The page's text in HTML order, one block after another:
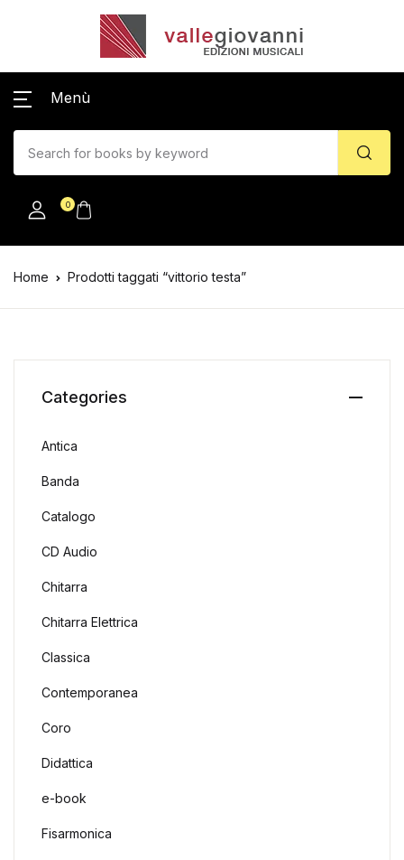
Menù
0
Home Prodotti taggati “vittorio testa”
Categories
Antica
Banda
Catalogo
CD Audio
Chitarra
Chitarra Elettrica
Classica
Contemporanea
Coro
Didattica
e-book
Fisarmonica